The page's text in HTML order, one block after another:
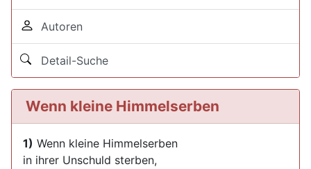
Autoren
Detail-Suche
Wenn kleine Himmelserben
1) Wenn kleine Himmelserben
in ihrer Unschuld sterben,